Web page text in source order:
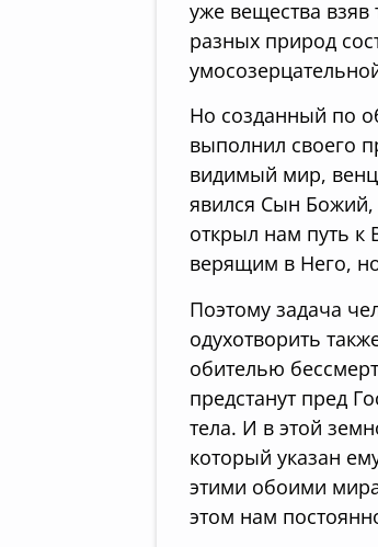
уже вещества
разных природ
Но созданный по
выполнил своего
видимый мир,
явился Сын
открыл нам путь
верящим в Него,
Поэтому задача
одухотворить
обителью
предстанут пред
тела. И в этой
который указан
этими обоими
этом нам